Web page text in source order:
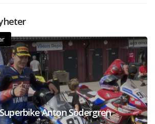
Anton Södergren